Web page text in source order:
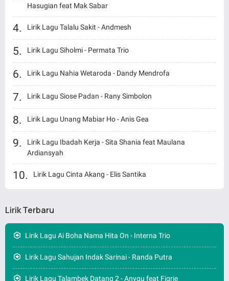
Hasugian feat Mak Sabar
Lirik Lagu Talalu Sakit - Andmesh
Lirik Lagu Siholmi - Permata Trio
Lirik Lagu Nahia Wetaroda - Dandy Mendrofa
Lirik Lagu Siose Padan - Rany Simbolon
Lirik Lagu Unang Mabiar Ho - Anis Gea
Lirik Lagu Ibadah Kerja - Sita Shania feat Maulana
Ardiansyah
Lirik Lagu Cinta Akang - Elis Santika
Lirik Terbaru
Lirik Lagu Ai Boha Nama Hita On - Interna Trio
Lirik Lagu Sahujan Indak Sarinai - Randa Putra
Lirik Lagu Talambek Datang 2 - Anyqu feat Fiqrie